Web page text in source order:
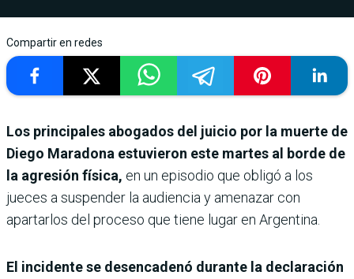
Compartir en redes
Los principales abogados del juicio por la muerte de
Diego Maradona estuvieron este martes al borde de
la agresión física, en un episodio que obligó a los
jueces a suspender la audiencia y amenazar con
apartarlos del proceso que tiene lugar en Argentina.
El incidente se desencadenó durante la declaración